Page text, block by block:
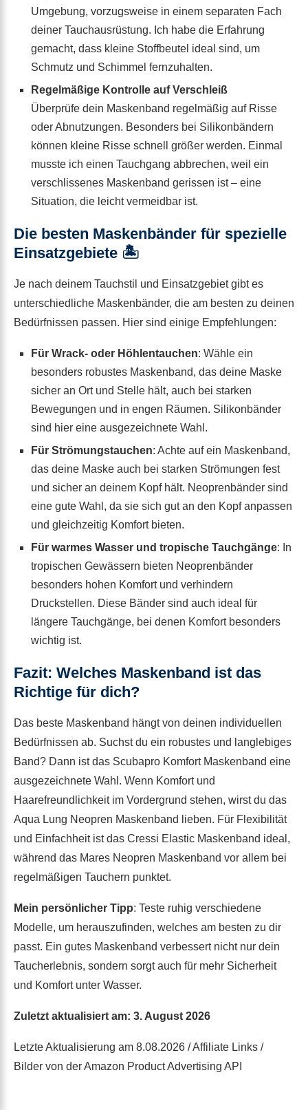
Umgebung, vorzugsweise in einem separaten Fach
deiner Tauchausrüstung. Ich habe die Erfahrung
gemacht, dass kleine Stoffbeutel ideal sind, um
Schmutz und Schimmel fernzuhalten.
Regelmäßige Kontrolle auf Verschleiß
Überprüfe dein Maskenband regelmäßig auf Risse
oder Abnutzungen. Besonders bei Silikonbändern
können kleine Risse schnell größer werden. Einmal
musste ich einen Tauchgang abbrechen, weil ein
verschlissenes Maskenband gerissen ist – eine
Situation, die leicht vermeidbar ist.
Die besten Maskenbänder für spezielle
Einsatzgebiete 🏝️
Je nach deinem Tauchstil und Einsatzgebiet gibt es
unterschiedliche Maskenbänder, die am besten zu deinen
Bedürfnissen passen. Hier sind einige Empfehlungen:
Für Wrack- oder Höhlentauchen: Wähle ein
besonders robustes Maskenband, das deine Maske
sicher an Ort und Stelle hält, auch bei starken
Bewegungen und in engen Räumen. Silikonbänder
sind hier eine ausgezeichnete Wahl.
Für Strömungstauchen: Achte auf ein Maskenband,
das deine Maske auch bei starken Strömungen fest
und sicher an deinem Kopf hält. Neoprenbänder sind
eine gute Wahl, da sie sich gut an den Kopf anpassen
und gleichzeitig Komfort bieten.
Für warmes Wasser und tropische Tauchgänge: In
tropischen Gewässern bieten Neoprenbänder
besonders hohen Komfort und verhindern
Druckstellen. Diese Bänder sind auch ideal für
längere Tauchgänge, bei denen Komfort besonders
wichtig ist.
Fazit: Welches Maskenband ist das
Richtige für dich?
Das beste Maskenband hängt von deinen individuellen
Bedürfnissen ab. Suchst du ein robustes und langlebiges
Band? Dann ist das Scubapro Komfort Maskenband eine
ausgezeichnete Wahl. Wenn Komfort und
Haarefreundlichkeit im Vordergrund stehen, wirst du das
Aqua Lung Neopren Maskenband lieben. Für Flexibilität
und Einfachheit ist das Cressi Elastic Maskenband ideal,
während das Mares Neopren Maskenband vor allem bei
regelmäßigen Tauchern punktet.
Mein persönlicher Tipp: Teste ruhig verschiedene
Modelle, um herauszufinden, welches am besten zu dir
passt. Ein gutes Maskenband verbessert nicht nur dein
Taucherlebnis, sondern sorgt auch für mehr Sicherheit
und Komfort unter Wasser.
Zuletzt aktualisiert am: 3. August 2026
Letzte Aktualisierung am 8.08.2026 / Affiliate Links /
Bilder von der Amazon Product Advertising API